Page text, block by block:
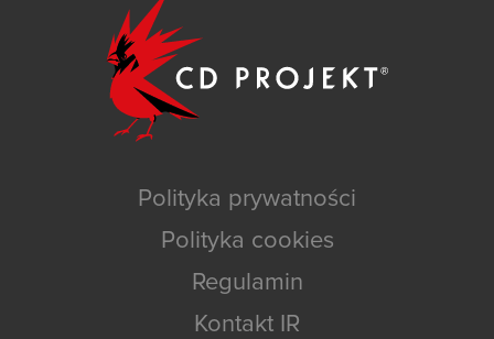
Polityka prywatności
Polityka cookies
Regulamin
Kontakt IR